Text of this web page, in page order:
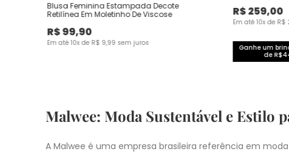
Blusa Feminina Estampada Decote
Retilínea Em Moletinho De Viscose
R$99,90
Em até10x de R$ 9,99 sem juros
R$259,00
Em até10x de R$
Ganhe um
de
Malwee: Moda Sustentável e Estilo
A Malwee é uma empresa brasileira referência em